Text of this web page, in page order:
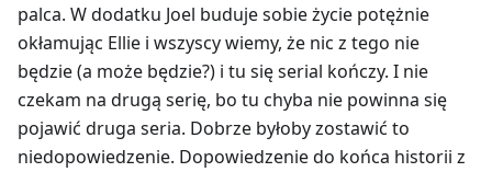
palca. W dodatku Joel buduje sobie życie potężnie
okłamując Ellie i wszyscy wiemy, że nic z tego nie
będzie (a może będzie?) i tu się serial kończy. I nie
czekam na drugą serię, bo tu chyba nie powinna się
pojawić druga seria. Dobrze byłoby zostawić to
niedopowiedzenie. Dopowiedzenie do końca historii z